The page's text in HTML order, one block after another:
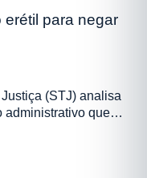
para negar
(STJ) analisa
administrativo que…